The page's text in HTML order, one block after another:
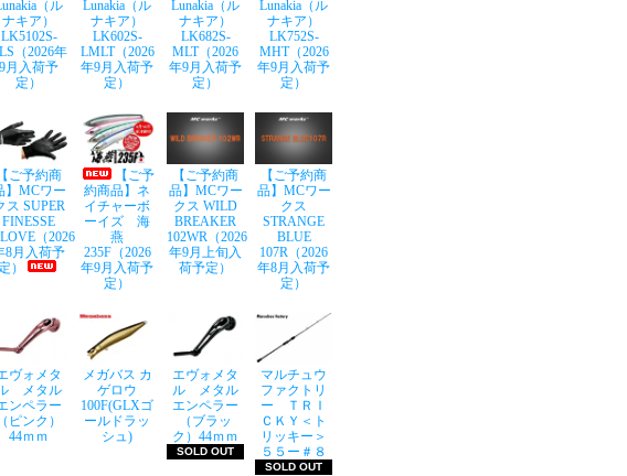
（ル
ナキア）
LK5102S-
（2026年
9月入荷予
定）
Lunakia（ル
ナキア）
LK602S-
LMLT（2026
年9月入荷予
定）
Lunakia（ル
ナキア）
LK682S-
MLT（2026
年9月入荷予
定）
Lunakia（ル
ナキア）
LK752S-
MHT（2026
年9月入荷予
定）
【ご予約商
】MCワー
ス SUPER
FINESSE
（2026
8月入荷予
定）
【ご予
約商品】ネ
イチャーボ
ーイズ 海
燕
235F（2026
年9月入荷予
定）
【ご予約商
品】MCワー
クス WILD
BREAKER
102WR（2026
年9月上旬入
荷予定）
【ご予約商
品】MCワー
クス
STRANGE
BLUE
107R（2026
年8月入荷予
定）
ヴォメタ
メタル
ンペラー
（ピンク）
44ｍｍ
メガバス カ
ゲロウ
100F(GLXゴ
ールドラッ
シュ)
エヴォメタ
ル メタル
エンペラー
（ブラッ
ク）44ｍｍ
SOLD OUT
マルチュウ
ファクトリ
ー ＴＲＩ
ＣＫＹ＜ト
リッキー＞
５５ー＃８
SOLD OUT